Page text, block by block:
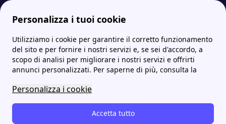
Personalizza i tuoi cookie
Utilizziamo i cookie per garantire il corretto funzionamento
del sito e per fornire i nostri servizi e, se sei d'accordo, a
scopo di analisi per migliorare i nostri servizi e offrirti
annunci personalizzati. Per saperne di più, consulta la
Personalizza i cookie
Accetta tutto
Internet Casa TeleTu: perché è così conveniente? Teletu contatti: Numero Verde per l'assistenza clienti
Teletu contatti: Numero
Verde per l'assistenza
clienti